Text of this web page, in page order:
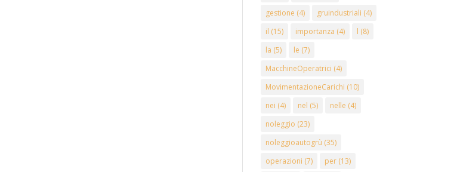
gestione (4) gruindustriali (4)
il (15) importanza (4) l (8)
la (5) le (7)
MacchineOperatrici (4)
MovimentazioneCarichi (10)
nei (4) nel (5) nelle (4)
noleggio (23)
noleggioautogrù (35)
operazioni (7) per (13)